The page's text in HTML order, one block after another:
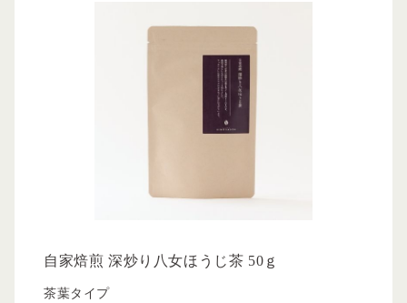
自家焙煎 深炒り八女ほうじ茶 50ｇ
茶葉タイプ